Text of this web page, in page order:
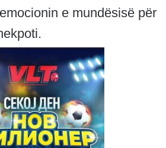
e mundësisë për